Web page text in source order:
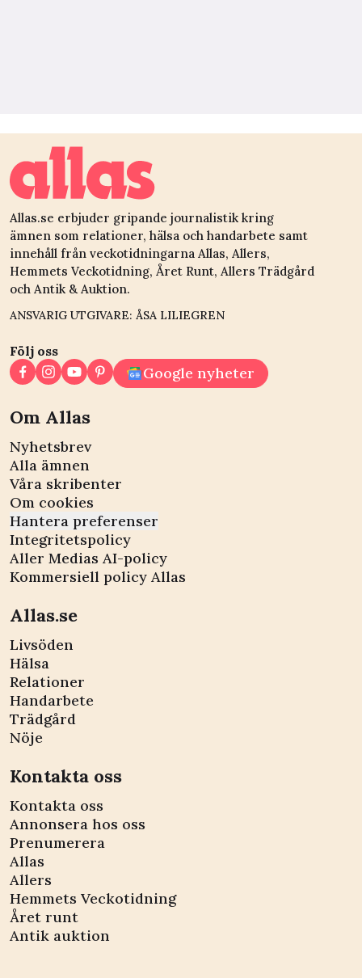
Allas.se erbjuder gripande journalistik kring
ämnen som relationer, hälsa och handarbete samt
innehåll från veckotidningarna Allas, Allers,
Hemmets Veckotidning, Året Runt, Allers Trädgård
och Antik & Auktion.
ANSVARIG UTGIVARE: ÅSA LILIEGREN
Följ oss
Google nyheter
Om Allas
Nyhetsbrev
Alla ämnen
Våra skribenter
Om cookies
Hantera preferenser
Integritetspolicy
Aller Medias AI-policy
Kommersiell policy Allas
Allas.se
Livsöden
Hälsa
Relationer
Handarbete
Trädgård
Nöje
Kontakta oss
Kontakta oss
Annonsera hos oss
Prenumerera
Allas
Allers
Hemmets Veckotidning
Året runt
Antik auktion